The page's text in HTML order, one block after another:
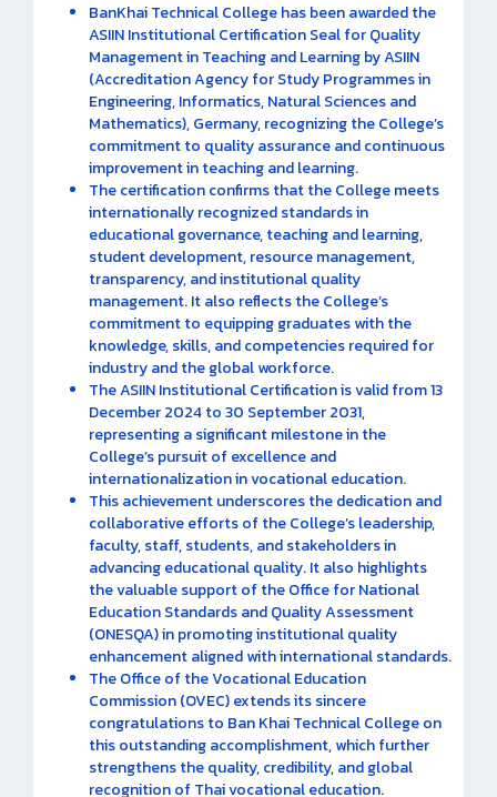
BanKhai Technical College has been awarded the
ASIIN Institutional Certification Seal for Quality
Management in Teaching and Learning by ASIIN
(Accreditation Agency for Study Programmes in
Engineering, Informatics, Natural Sciences and
Mathematics), Germany, recognizing the College’s
commitment to quality assurance and continuous
improvement in teaching and learning.
The certification confirms that the College meets
internationally recognized standards in
educational governance, teaching and learning,
student development, resource management,
transparency, and institutional quality
management. It also reflects the College’s
commitment to equipping graduates with the
knowledge, skills, and competencies required for
industry and the global workforce.
The ASIIN Institutional Certification is valid from 13
December 2024 to 30 September 2031,
representing a significant milestone in the
College’s pursuit of excellence and
internationalization in vocational education.
This achievement underscores the dedication and
collaborative efforts of the College’s leadership,
faculty, staff, students, and stakeholders in
advancing educational quality. It also highlights
the valuable support of the Office for National
Education Standards and Quality Assessment
(ONESQA) in promoting institutional quality
enhancement aligned with international standards.
The Office of the Vocational Education
Commission (OVEC) extends its sincere
congratulations to Ban Khai Technical College on
this outstanding accomplishment, which further
strengthens the quality, credibility, and global
recognition of Thai vocational education.